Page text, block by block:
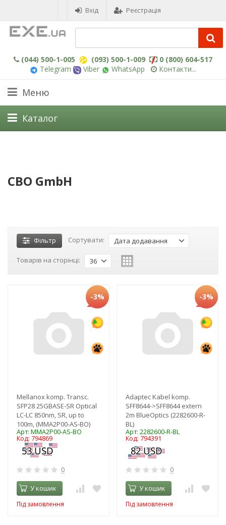
Вхід Реєстрація
(044) 500-1-005 (093) 500-1-009
0 (800) 604-517
Telegram
Viber WhatsApp Контакти...
Меню
Каталог
CBO GmbH
Фільтр Сортувати: Дата додавання
Товарів на сторінці: 36
-3%
Mellanox komp. Transc.
SFP28 25GBASE-SR Optical
LC-LC 850nm, SR, up to
100m, (MMA2P00-AS-BO)
Арт: MMA2P00-AS-BO
Код: 794869
0
У кошик
Під замовлення
-3%
Adaptec Kabel komp.
SFF8644->SFF8644 extern
2m BlueOptics (2282600-R-
BL)
Арт: 2282600-R-BL
Код: 794391
0
У кошик
Під замовлення